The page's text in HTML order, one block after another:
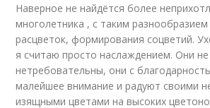
Наверное не найдётся более
многолетника , с таким
расцветок, формирования соцветий.
я считаю просто наслаждением. Они
нетребовательны, они с
малейшее внимание и радуют своими
изящными цветами на высоких